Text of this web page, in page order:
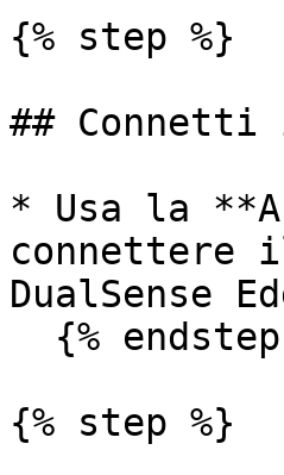
{% step %}
##
* Usa la
connettere
DualSense
{% step %}